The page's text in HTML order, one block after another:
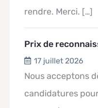
rendre. Merci. […]
Prix de
17 juillet 2026
Nous acceptons
candidatures